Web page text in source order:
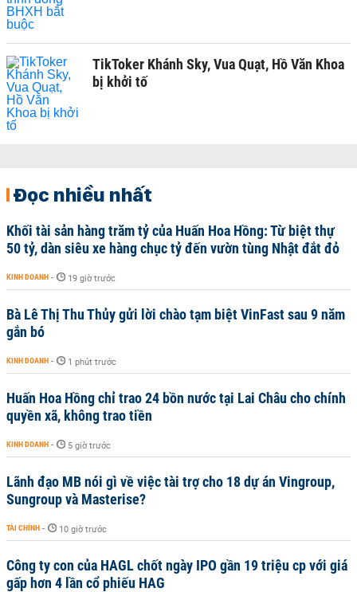
TikToker Khánh Sky, Vua Quạt, Hồ Văn Khoa
bị khởi tố
Đọc nhiều nhất
Khối tài sản hàng trăm tỷ của Huấn Hoa Hồng: Từ biệt thự
50 tỷ, dàn siêu xe hàng chục tỷ đến vườn tùng Nhật đắt đỏ
KINH DOANH - 19 giờ trước
Bà Lê Thị Thu Thủy gửi lời chào tạm biệt VinFast sau 9 năm
gắn bó
KINH DOANH - 1 phút trước
Huấn Hoa Hồng chỉ trao 24 bồn nước tại Lai Châu cho chính
quyền xã, không trao tiền
KINH DOANH - 5 giờ trước
Lãnh đạo MB nói gì về việc tài trợ cho 18 dự án Vingroup,
Sungroup và Masterise?
TÀI CHÍNH - 10 giờ trước
Công ty con của HAGL chốt ngày IPO gần 19 triệu cp với giá
gấp hơn 4 lần cổ phiếu HAG